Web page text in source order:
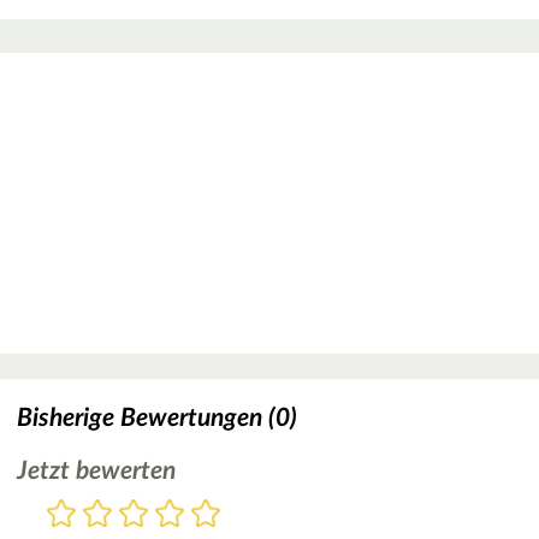
Bisherige Bewertungen (0)
Jetzt bewerten
Bewertung
5
4
3
2
1